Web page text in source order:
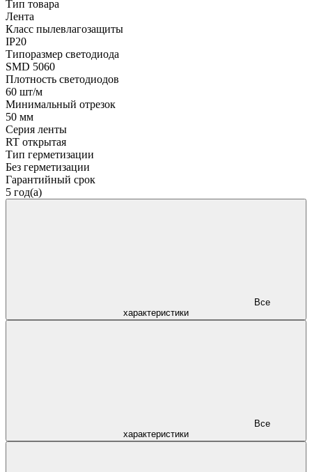
Тип товара
Лента
Класс пылевлагозащиты
IP20
Типоразмер светодиода
SMD 5060
Плотность светодиодов
60 шт/м
Минимальный отрезок
50 мм
Серия ленты
RT открытая
Тип герметизации
Без герметизации
Гарантийный срок
5 год(а)
характеристики
характеристики